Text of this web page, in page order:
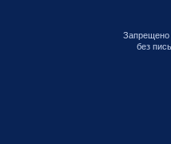
Запрещено
без